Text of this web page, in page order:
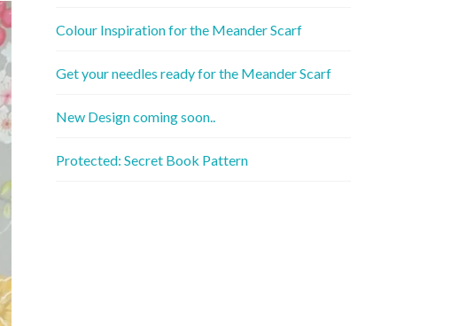
Colour Inspiration for the Meander Scarf
Get your needles ready for the Meander Scarf
New Design coming soon..
Protected: Secret Book Pattern